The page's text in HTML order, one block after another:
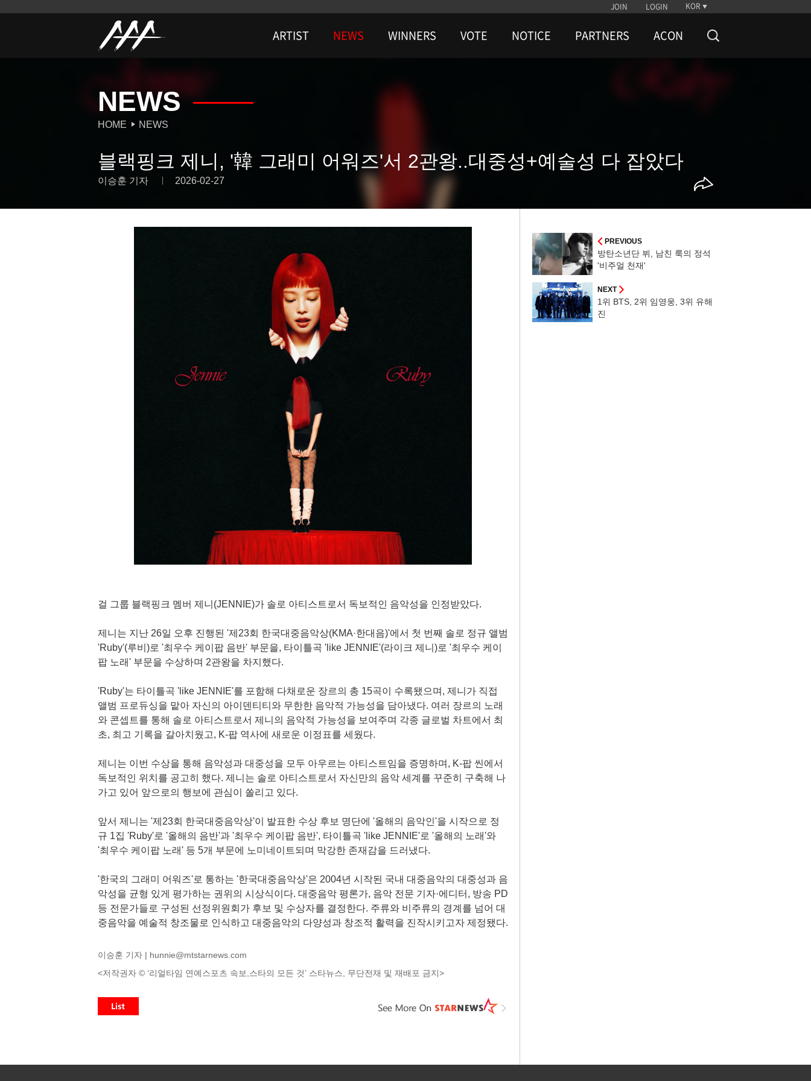
JOIN LOGIN KOR
ARTIST NEWS WINNERS VOTE NOTICE PARTNERS ACON
NEWS
HOME NEWS
블랙핑크 제니, '韓 그래미 어워즈'서 2관왕..대중성+예술성 다 잡았다
이승훈 기자 2026-02-27
걸 그룹 블랙핑크 멤버 제니(JENNIE)가 솔로 아티스트로서 독보적인 음악성을 인정받았다.
제니는 지난 26일 오후 진행된 '제23회 한국대중음악상(KMA·한대음)'에서 첫 번째 솔로 정규 앨범
'Ruby'(루비)로 '최우수 케이팝 음반' 부문을, 타이틀곡 'like JENNIE'(라이크 제니)로 '최우수 케이
팝 노래' 부문을 수상하며 2관왕을 차지했다.
'Ruby'는 타이틀곡 'like JENNIE'를 포함해 다채로운 장르의 총 15곡이 수록됐으며, 제니가 직접
앨범 프로듀싱을 맡아 자신의 아이덴티티와 무한한 음악적 가능성을 담아냈다. 여러 장르의 노래
와 콘셉트를 통해 솔로 아티스트로서 제니의 음악적 가능성을 보여주며 각종 글로벌 차트에서 최
초, 최고 기록을 갈아치웠고, K-팝 역사에 새로운 이정표를 세웠다.
제니는 이번 수상을 통해 음악성과 대중성을 모두 아우르는 아티스트임을 증명하며, K-팝 씬에서
독보적인 위치를 공고히 했다. 제니는 솔로 아티스트로서 자신만의 음악 세계를 꾸준히 구축해 나
가고 있어 앞으로의 행보에 관심이 쏠리고 있다.
앞서 제니는 '제23회 한국대중음악상'이 발표한 수상 후보 명단에 '올해의 음악인'을 시작으로 정
규 1집 'Ruby'로 '올해의 음반'과 '최우수 케이팝 음반', 타이틀곡 'like JENNIE'로 '올해의 노래'와
'최우수 케이팝 노래' 등 5개 부문에 노미네이트되며 막강한 존재감을 드러냈다.
'한국의 그래미 어워즈'로 통하는 '한국대중음악상'은 2004년 시작된 국내 대중음악의 대중성과 음
악성을 균형 있게 평가하는 권위의 시상식이다. 대중음악 평론가, 음악 전문 기자·에디터, 방송 PD
등 전문가들로 구성된 선정위원회가 후보 및 수상자를 결정한다. 주류와 비주류의 경계를 넘어 대
중음악을 예술적 창조물로 인식하고 대중음악의 다양성과 창조적 활력을 진작시키고자 제정됐다.
이승훈 기자 | hunnie@mtstarnews.com
<저작권자 © ‘리얼타임 연예스포츠 속보,스타의 모든 것’ 스타뉴스, 무단전재 및 재배포 금지>
PREVIOUS
방탄소년단 뷔, 남친 룩의 정석
'비주얼 천재'
NEXT
1위 BTS, 2위 임영웅, 3위 유해
진